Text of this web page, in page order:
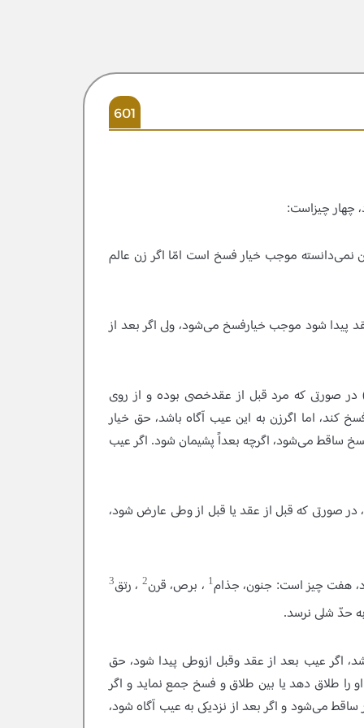
601
چيزاست:
نمى‌دانسته موجب خيار فسخ است امّا اگر زن عالم
پيدا شود موجب خيارفسخ مى‌شود، ولى اگر بعد از
صورتى كه مرد قبل از عقدخصى بوده و از روى
كند، اما اگرزن به اين عيب آگاه باشد، حق خيار
ساقط‍‌ مى‌شود، اگرچه بعداً پشيمان شود. اگر عيب
صورتى كه قبل از عقد يا قبل از وطى عارض شود،
هفت چيز است: جنون، جذام1 ، برص، قرن2 ، رتق3
حدّ شلى نرسد.
اگر عيب بعد از عقد وقبل ازوطى پيدا شود، حق
را طلاق دهد يا بين طلاق و فسخ جمع نمايد و اگر
مى‌شود و اگر بعد از نزديكى به عيب آگاه شود،